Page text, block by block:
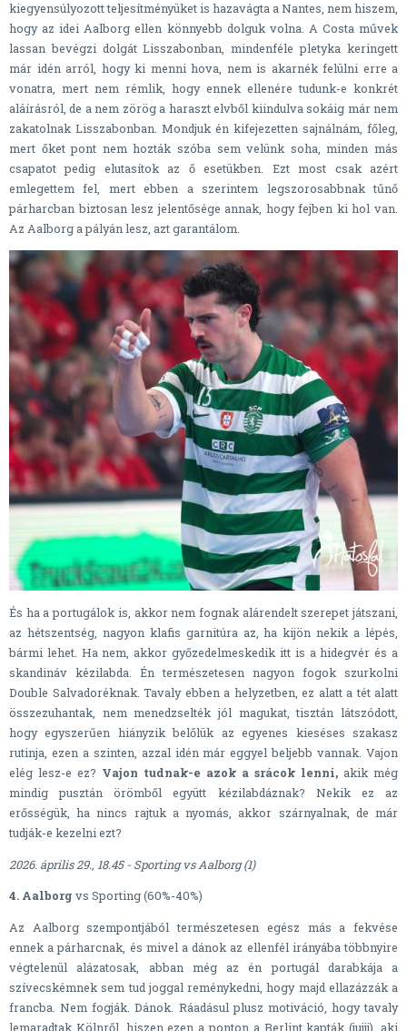
kiegyensúlyozott teljesítményüket is hazavágta a Nantes, nem hiszem,
hogy az idei Aalborg ellen könnyebb dolguk volna. A Costa művek
lassan bevégzi dolgát Lisszabonban, mindenféle pletyka keringett
már idén arról, hogy ki menni hova, nem is akarnék felülni erre a
vonatra, mert nem rémlik, hogy ennek ellenére tudunk-e konkrét
aláírásról, de a nem zörög a haraszt elvből kiindulva sokáig már nem
zakatolnak Lisszabonban. Mondjuk én kifejezetten sajnálnám, főleg,
mert őket pont nem hozták szóba sem velünk soha, minden más
csapatot pedig elutasítok az ő esetükben. Ezt most csak azért
emlegettem fel, mert ebben a szerintem legszorosabbnak tűnő
párharcban biztosan lesz jelentősége annak, hogy fejben ki hol van.
Az Aalborg a pályán lesz, azt garantálom.
És ha a portugálok is, akkor nem fognak alárendelt szerepet játszani,
az hétszentség, nagyon klafis garnitúra az, ha kijön nekik a lépés,
bármi lehet. Ha nem, akkor győzedelmeskedik itt is a hidegvér és a
skandináv kézilabda. Én természetesen nagyon fogok szurkolni
Double Salvadoréknak. Tavaly ebben a helyzetben, ez alatt a tét alatt
összezuhantak, nem menedzselték jól magukat, tisztán látszódott,
hogy egyszerűen hiányzik belőlük az egyenes kieséses szakasz
rutinja, ezen a szinten, azzal idén már eggyel beljebb vannak. Vajon
elég lesz-e ez? Vajon tudnak-e azok a srácok lenni, akik még
mindig pusztán örömből együtt kézilabdáznak? Nekik ez az
erősségük, ha nincs rajtuk a nyomás, akkor szárnyalnak, de már
tudják-e kezelni ezt?
2026. április 29., 18.45 - Sporting vs Aalborg (1)
4. Aalborg vs Sporting (60%-40%)
Az Aalborg szempontjából természetesen egész más a fekvése
ennek a párharcnak, és mivel a dánok az ellenfél irányába többnyire
végtelenül alázatosak, abban még az én portugál darabkája a
szívecskémnek sem tud joggal reménykedni, hogy majd ellazázzák a
francba. Nem fogják. Dánok. Ráadásul plusz motiváció, hogy tavaly
lemaradtak Kölnről, hiszen ezen a ponton a Berlint kapták (jujjj), aki